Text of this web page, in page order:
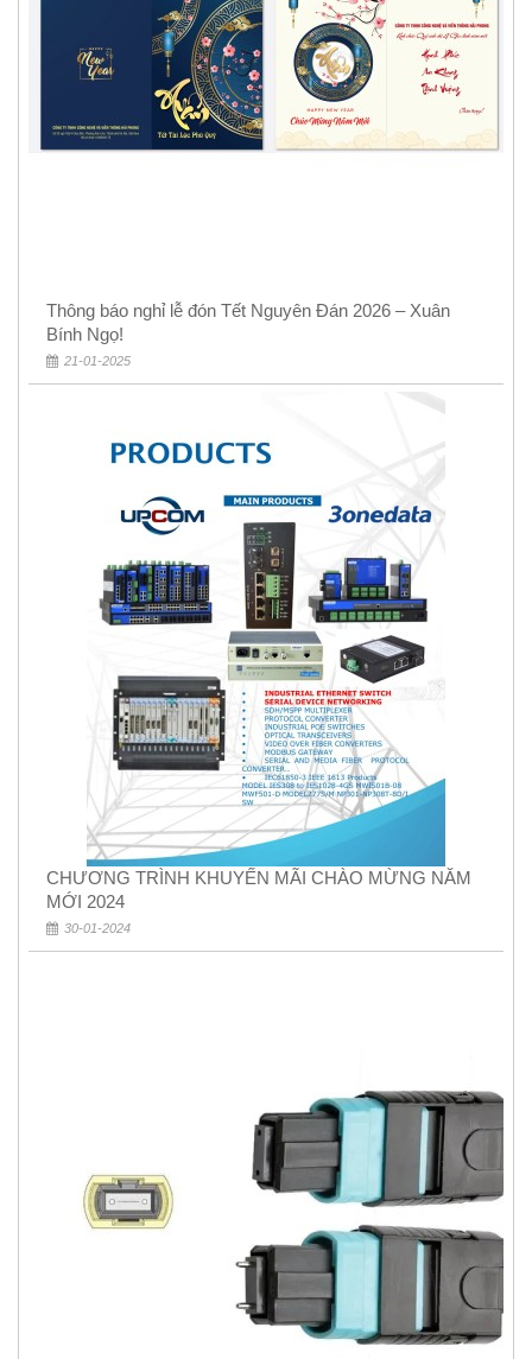
Thông báo nghỉ lễ đón Tết Nguyên Đán 2026 – Xuân
Bính Ngọ!
21-01-2025
CHƯƠNG TRÌNH KHUYẾN MÃI CHÀO MỪNG NĂM
MỚI 2024
30-01-2024